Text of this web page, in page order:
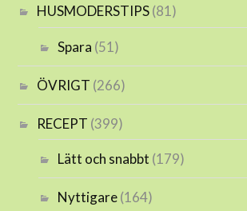
HUSMODERSTIPS(81)
Spara (51)
ÖVRIGT (266)
RECEPT (399)
Lätt och snabbt (179)
Nyttigare(164)